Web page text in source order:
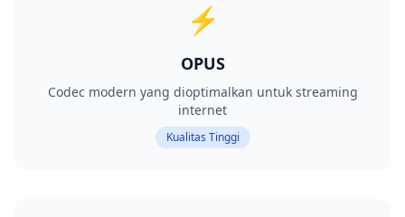
⚡
OPUS
Codec modern yang dioptimalkan untuk streaming
internet
Kualitas Tinggi